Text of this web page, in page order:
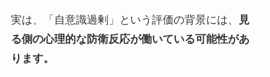
実は、「自意識過剰」という評価の背景には、
見
る側の心理的な防衛反応が働いている可能性があ
ります。